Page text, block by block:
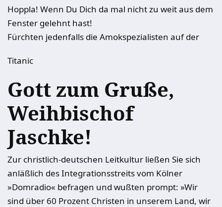
Hoppla! Wenn Du Dich da mal nicht zu weit aus dem
Fenster gelehnt hast!
Fürchten jedenfalls die Amokspezialisten auf der
Titanic
Gott zum Gruße,
Weihbischof
Jaschke!
Zur christlich-deutschen Leitkultur ließen Sie sich
anläßlich des Integrationsstreits vom Kölner
»Domradio« befragen und wußten prompt: »Wir
sind über 60 Prozent Christen in unserem Land, wir